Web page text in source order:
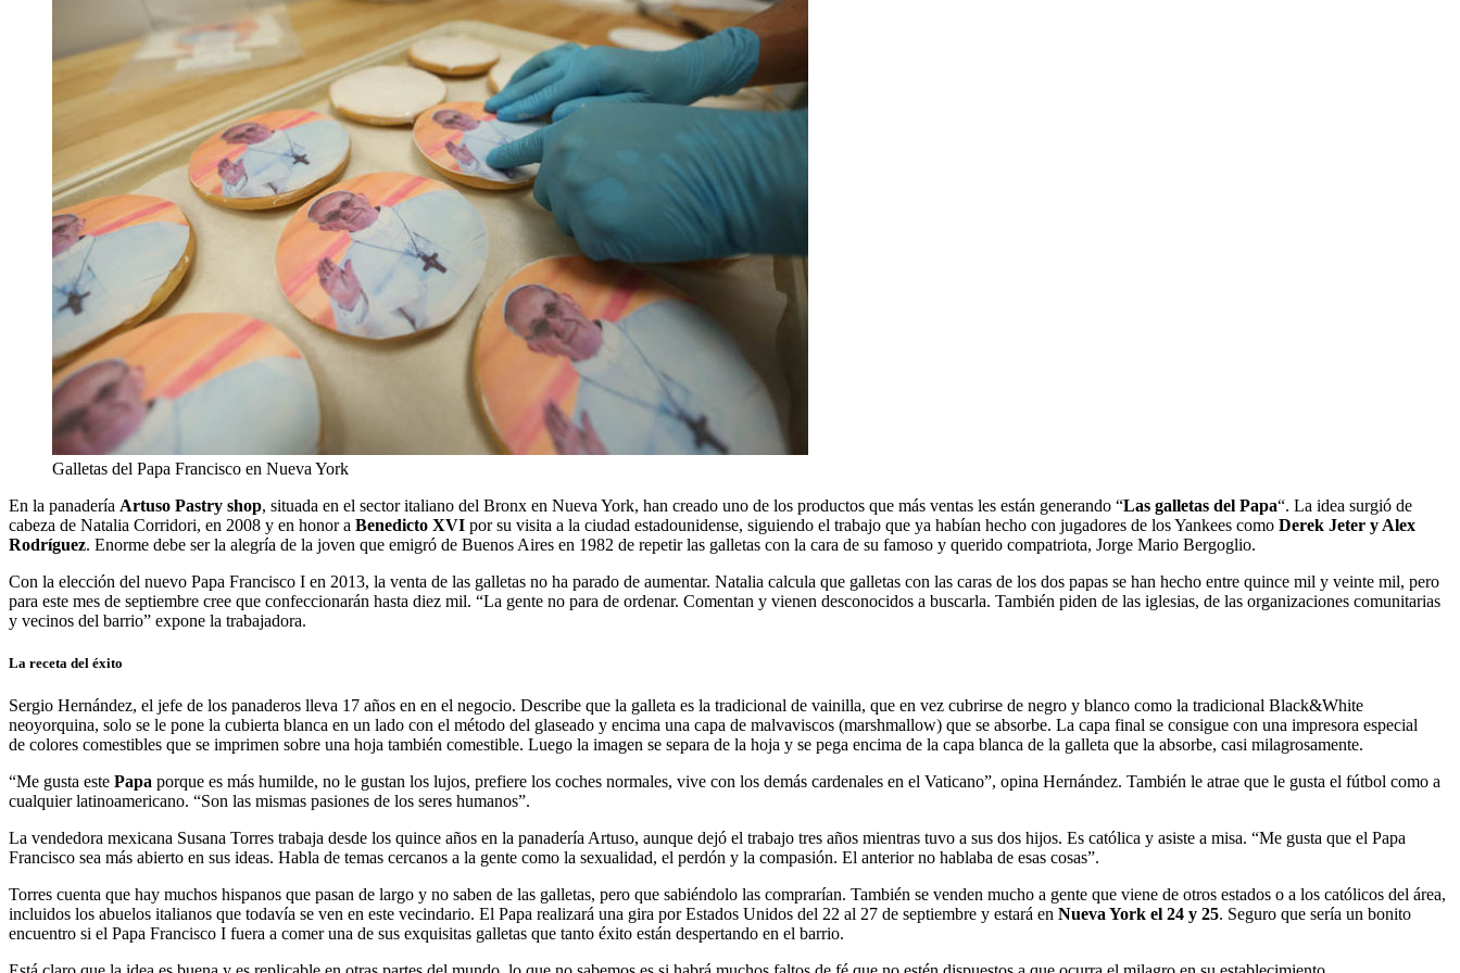
Galletas del Papa Francisco en Nueva York
En la panadería Artuso Pastry shop, situada en el sector italiano del Bronx en Nueva York, han creado uno de los productos que más ventas les están generando “Las galletas del Papa“. La idea surgió de
cabeza de Natalia Corridori, en 2008 y en honor a Benedicto XVI por su visita a la ciudad estadounidense, siguiendo el trabajo que ya habían hecho con jugadores de los Yankees como Derek Jeter y Alex
Rodríguez. Enorme debe ser la alegría de la joven que emigró de Buenos Aires en 1982 de repetir las galletas con la cara de su famoso y querido compatriota, Jorge Mario Bergoglio.
Con la elección del nuevo Papa Francisco I en 2013, la venta de las galletas no ha parado de aumentar. Natalia calcula que galletas con las caras de los dos papas se han hecho entre quince mil y veinte mil, pero
para este mes de septiembre cree que confeccionarán hasta diez mil. “La gente no para de ordenar. Comentan y vienen desconocidos a buscarla. También piden de las iglesias, de las organizaciones comunitarias
y vecinos del barrio” expone la trabajadora.
La receta del éxito
Sergio Hernández, el jefe de los panaderos lleva 17 años en en el negocio. Describe que la galleta es la tradicional de vainilla, que en vez cubrirse de negro y blanco como la tradicional Black&White
neoyorquina, solo se le pone la cubierta blanca en un lado con el método del glaseado y encima una capa de malvaviscos (marshmallow) que se absorbe. La capa final se consigue con una impresora especial
de colores comestibles que se imprimen sobre una hoja también comestible. Luego la imagen se separa de la hoja y se pega encima de la capa blanca de la galleta que la absorbe, casi milagrosamente.
“Me gusta este Papa porque es más humilde, no le gustan los lujos, prefiere los coches normales, vive con los demás cardenales en el Vaticano”, opina Hernández. También le atrae que le gusta el fútbol como a
cualquier latinoamericano. “Son las mismas pasiones de los seres humanos”.
La vendedora mexicana Susana Torres trabaja desde los quince años en la panadería Artuso, aunque dejó el trabajo tres años mientras tuvo a sus dos hijos. Es católica y asiste a misa. “Me gusta que el Papa
Francisco sea más abierto en sus ideas. Habla de temas cercanos a la gente como la sexualidad, el perdón y la compasión. El anterior no hablaba de esas cosas”.
Torres cuenta que hay muchos hispanos que pasan de largo y no saben de las galletas, pero que sabiéndolo las comprarían. También se venden mucho a gente que viene de otros estados o a los católicos del área,
incluidos los abuelos italianos que todavía se ven en este vecindario. El Papa realizará una gira por Estados Unidos del 22 al 27 de septiembre y estará en Nueva York el 24 y 25. Seguro que sería un bonito
encuentro si el Papa Francisco I fuera a comer una de sus exquisitas galletas que tanto éxito están despertando en el barrio.